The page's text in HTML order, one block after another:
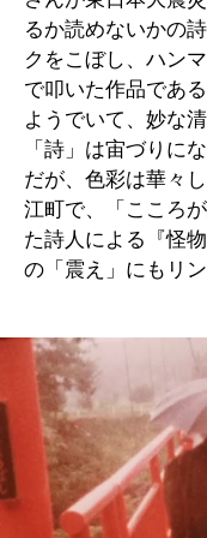
るか読めないかの
クをこぼし、ハン
で叩いた作品であ
ようでいて、妙な
「詩」は宙づりに
だが、色彩は華々
江町で、「こころ
た詩人による『怪物
の「震え」にもリ